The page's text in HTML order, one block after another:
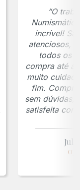
“O
incrível!
atenciosos,
todos os
compra até a
muito
fim.
sem dúvidas,
satisfeita com
03/